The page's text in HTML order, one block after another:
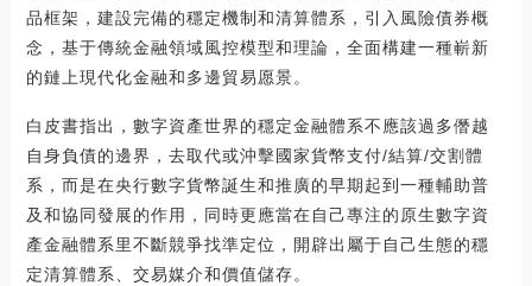
品框架，建設完備的穩定機制和清算體系，引入風險債券概
念，基于傳統金融領域風控模型和理論，全面構建一種嶄新
的鏈上現代化金融和多邊貿易愿景。
白皮書指出，數字資產世界的穩定金融體系不應該過多僭越
自身負債的邊界，去取代或沖擊國家貨幣支付/結算/交割體
系，而是在央行數字貨幣誕生和推廣的早期起到一種輔助普
及和協同發展的作用，同時更應當在自己專注的原生數字資
產金融體系里不斷競爭找準定位，開辟出屬于自己生態的穩
定清算體系、交易媒介和價值儲存。